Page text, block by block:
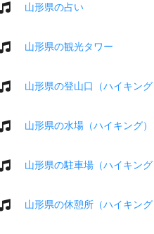
山形県の占い
山形県の観光タワー
山形県の登山口（ハイキン
山形県の水場（ハイキング）
山形県の駐車場（ハイキン
山形県の休憩所（ハイキン